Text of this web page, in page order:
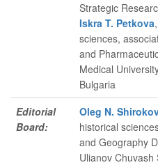
Strategic
Iskra T. Petkova
sciences,
and
Medical
Bulgaria
Editorial
Board:
Oleg N.
historical
and Geography
Ulianov Chuvash